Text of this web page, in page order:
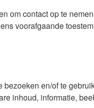
om contact op te
voorafgaande
en/of te
inhoud, informatie,